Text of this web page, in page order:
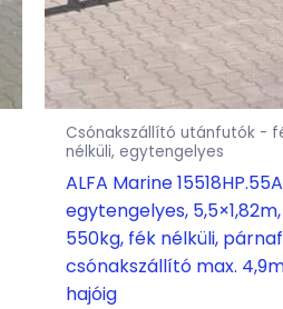
Csónakszállító utánfutók -
nélküli, egytengelyes
ALFA Marine
egytengelyes, 5,5×1,82m,
550kg, fék nélküli,
csónakszállító max.
hajóig